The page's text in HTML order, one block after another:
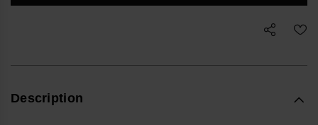
Description